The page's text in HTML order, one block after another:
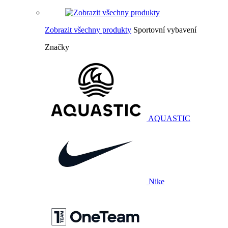
Zobrazit všechny produkty Sportovní vybavení
Značky
AQUASTIC
Nike